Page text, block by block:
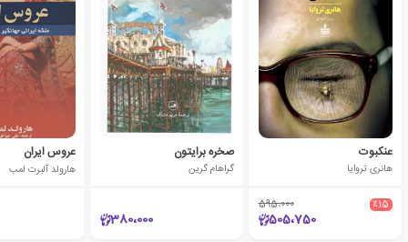
عنکبوت
هانری تروایا
٪15 595،000
505،750
صخره برایتون
گراهام گرین
380،000
عروس ایران
هارولد آلبرت لمب